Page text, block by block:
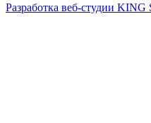
Разработка веб-студии